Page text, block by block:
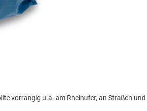
vorrangig u.a. am Rheinufer, an Straßen und